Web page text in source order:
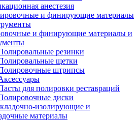
анестезия
и финирующие материалы и
резинки
щетки
штрипсы
для полировки реставраций
диски